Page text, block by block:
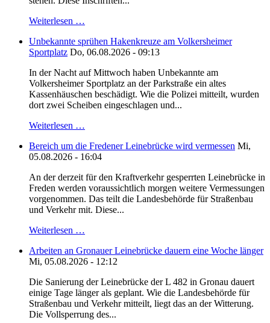
Weiterlesen …
Unbekannte sprühen Hakenkreuze am Volkersheimer
Sportplatz Do, 06.08.2026 - 09:13
In der Nacht auf Mittwoch haben Unbekannte am
Volkersheimer Sportplatz an der Parkstraße ein altes
Kassenhäuschen beschädigt. Wie die Polizei mitteilt, wurden
dort zwei Scheiben eingeschlagen und...
Weiterlesen …
Bereich um die Fredener Leinebrücke wird vermessen Mi,
05.08.2026 - 16:04
An der derzeit für den Kraftverkehr gesperrten Leinebrücke in
Freden werden voraussichtlich morgen weitere Vermessungen
vorgenommen. Das teilt die Landesbehörde für Straßenbau
und Verkehr mit. Diese...
Weiterlesen …
Arbeiten an Gronauer Leinebrücke dauern eine Woche länger
Mi, 05.08.2026 - 12:12
Die Sanierung der Leinebrücke der L 482 in Gronau dauert
einige Tage länger als geplant. Wie die Landesbehörde für
Straßenbau und Verkehr mitteilt, liegt das an der Witterung.
Die Vollsperrung des...